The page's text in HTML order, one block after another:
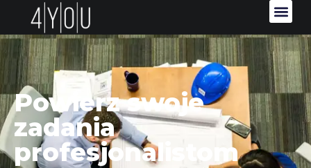
Powierz swoje
zadania
profesjonalistom